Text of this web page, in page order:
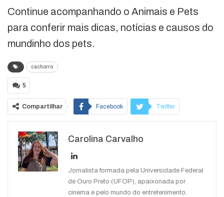
Continue acompanhando o Animais e Pets
para conferir mais dicas, notícias e causos do
mundinho dos pets.
cachorro
5
Compartilhar Facebook Twitter
WhatsApp
Carolina Carvalho
Jornalista formada pela Universidade Federal
de Ouro Preto (UFOP), apaixonada por
cinema e pelo mundo do entretenimento.